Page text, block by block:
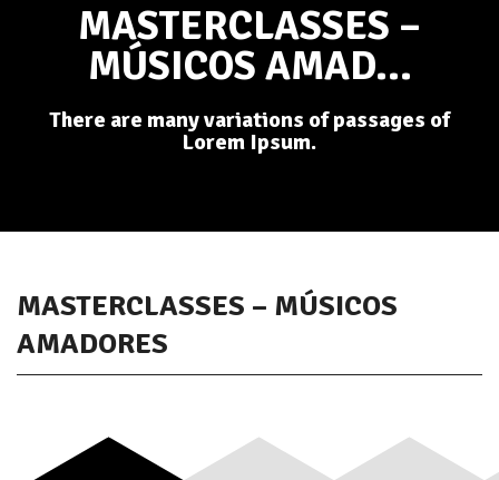
MASTERCLASSES –
MÚSICOS AMAD...
There are many variations of passages of
Lorem Ipsum.
MASTERCLASSES – MÚSICOS
AMADORES